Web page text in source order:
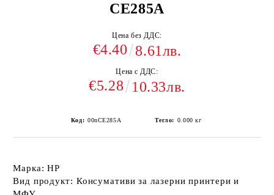
CE285A
Цена без ДДС:
€4.40 8.61лв.
Цена с ДДС:
€5.28 10.33лв.
Код: 00nCE285A Тегло: 0.000 кг
Марка: HP
Вид продукт: Консумативи за лазерни принтери и